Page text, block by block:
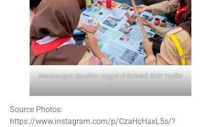
Membangun Karakter Unggul di Sekolah SMK Yadika
5.
Source Photos:
https://www.instagram.com/p/CzaHcHaxL5s/?